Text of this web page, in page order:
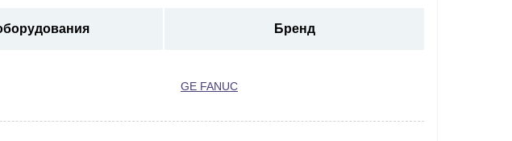
Бренд
GE FANUC